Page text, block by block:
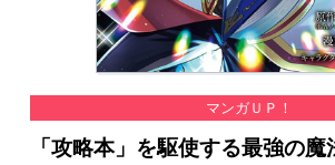
マンガＵＰ！
「攻略本」を駆使する最強の